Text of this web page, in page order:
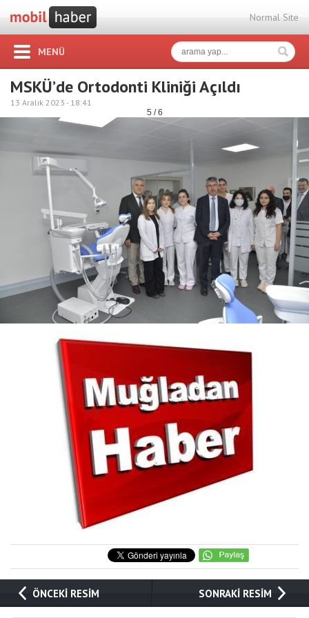
Normal Site
MENÜ
MSKÜ’de Ortodonti Kliniği Açıldı
13 Aralık 2023 - 18:41
5 / 6
ÖNCEKİ RESİM SONRAKİ RESİM